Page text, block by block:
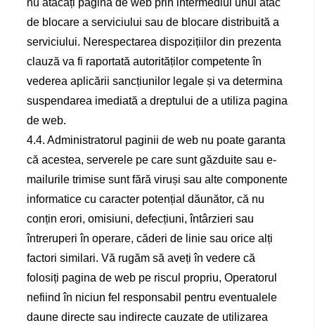
nu atacați pagina de web prin intermediul unui atac
de blocare a serviciului sau de blocare distribuită a
serviciului. Nerespectarea dispozițiilor din prezenta
clauză va fi raportată autorităților competente în
vederea aplicării sancțiunilor legale și va determina
suspendarea imediată a dreptului de a utiliza pagina
de web.
4.4. Administratorul paginii de web nu poate garanta
că acestea, serverele pe care sunt găzduite sau e-
mailurile trimise sunt fără viruși sau alte componente
informatice cu caracter potențial dăunător, că nu
conțin erori, omisiuni, defecțiuni, întârzieri sau
întreruperi în operare, căderi de linie sau orice alți
factori similari. Vă rugăm să aveți în vedere că
folosiți pagina de web pe riscul propriu, Operatorul
nefiind în niciun fel responsabil pentru eventualele
daune directe sau indirecte cauzate de utilizarea